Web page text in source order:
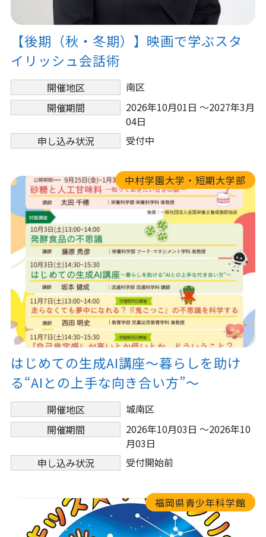
【後期（秋・冬期）】映画で学ぶスタ
イリッシュ会話術
開催地区
南区
開催期間
2026年10月01日 ～2027年3月
04日
申し込み状況
受付中
中村学園大学・短期大学部
はじめての生成AI講座～暮らしを助け
る“AIとの上手な向き合い方”～
開催地区
城南区
開催期間
2026年10月03日 ～2026年10
月03日
申し込み状況
受付開始前
福岡県青少年科学館